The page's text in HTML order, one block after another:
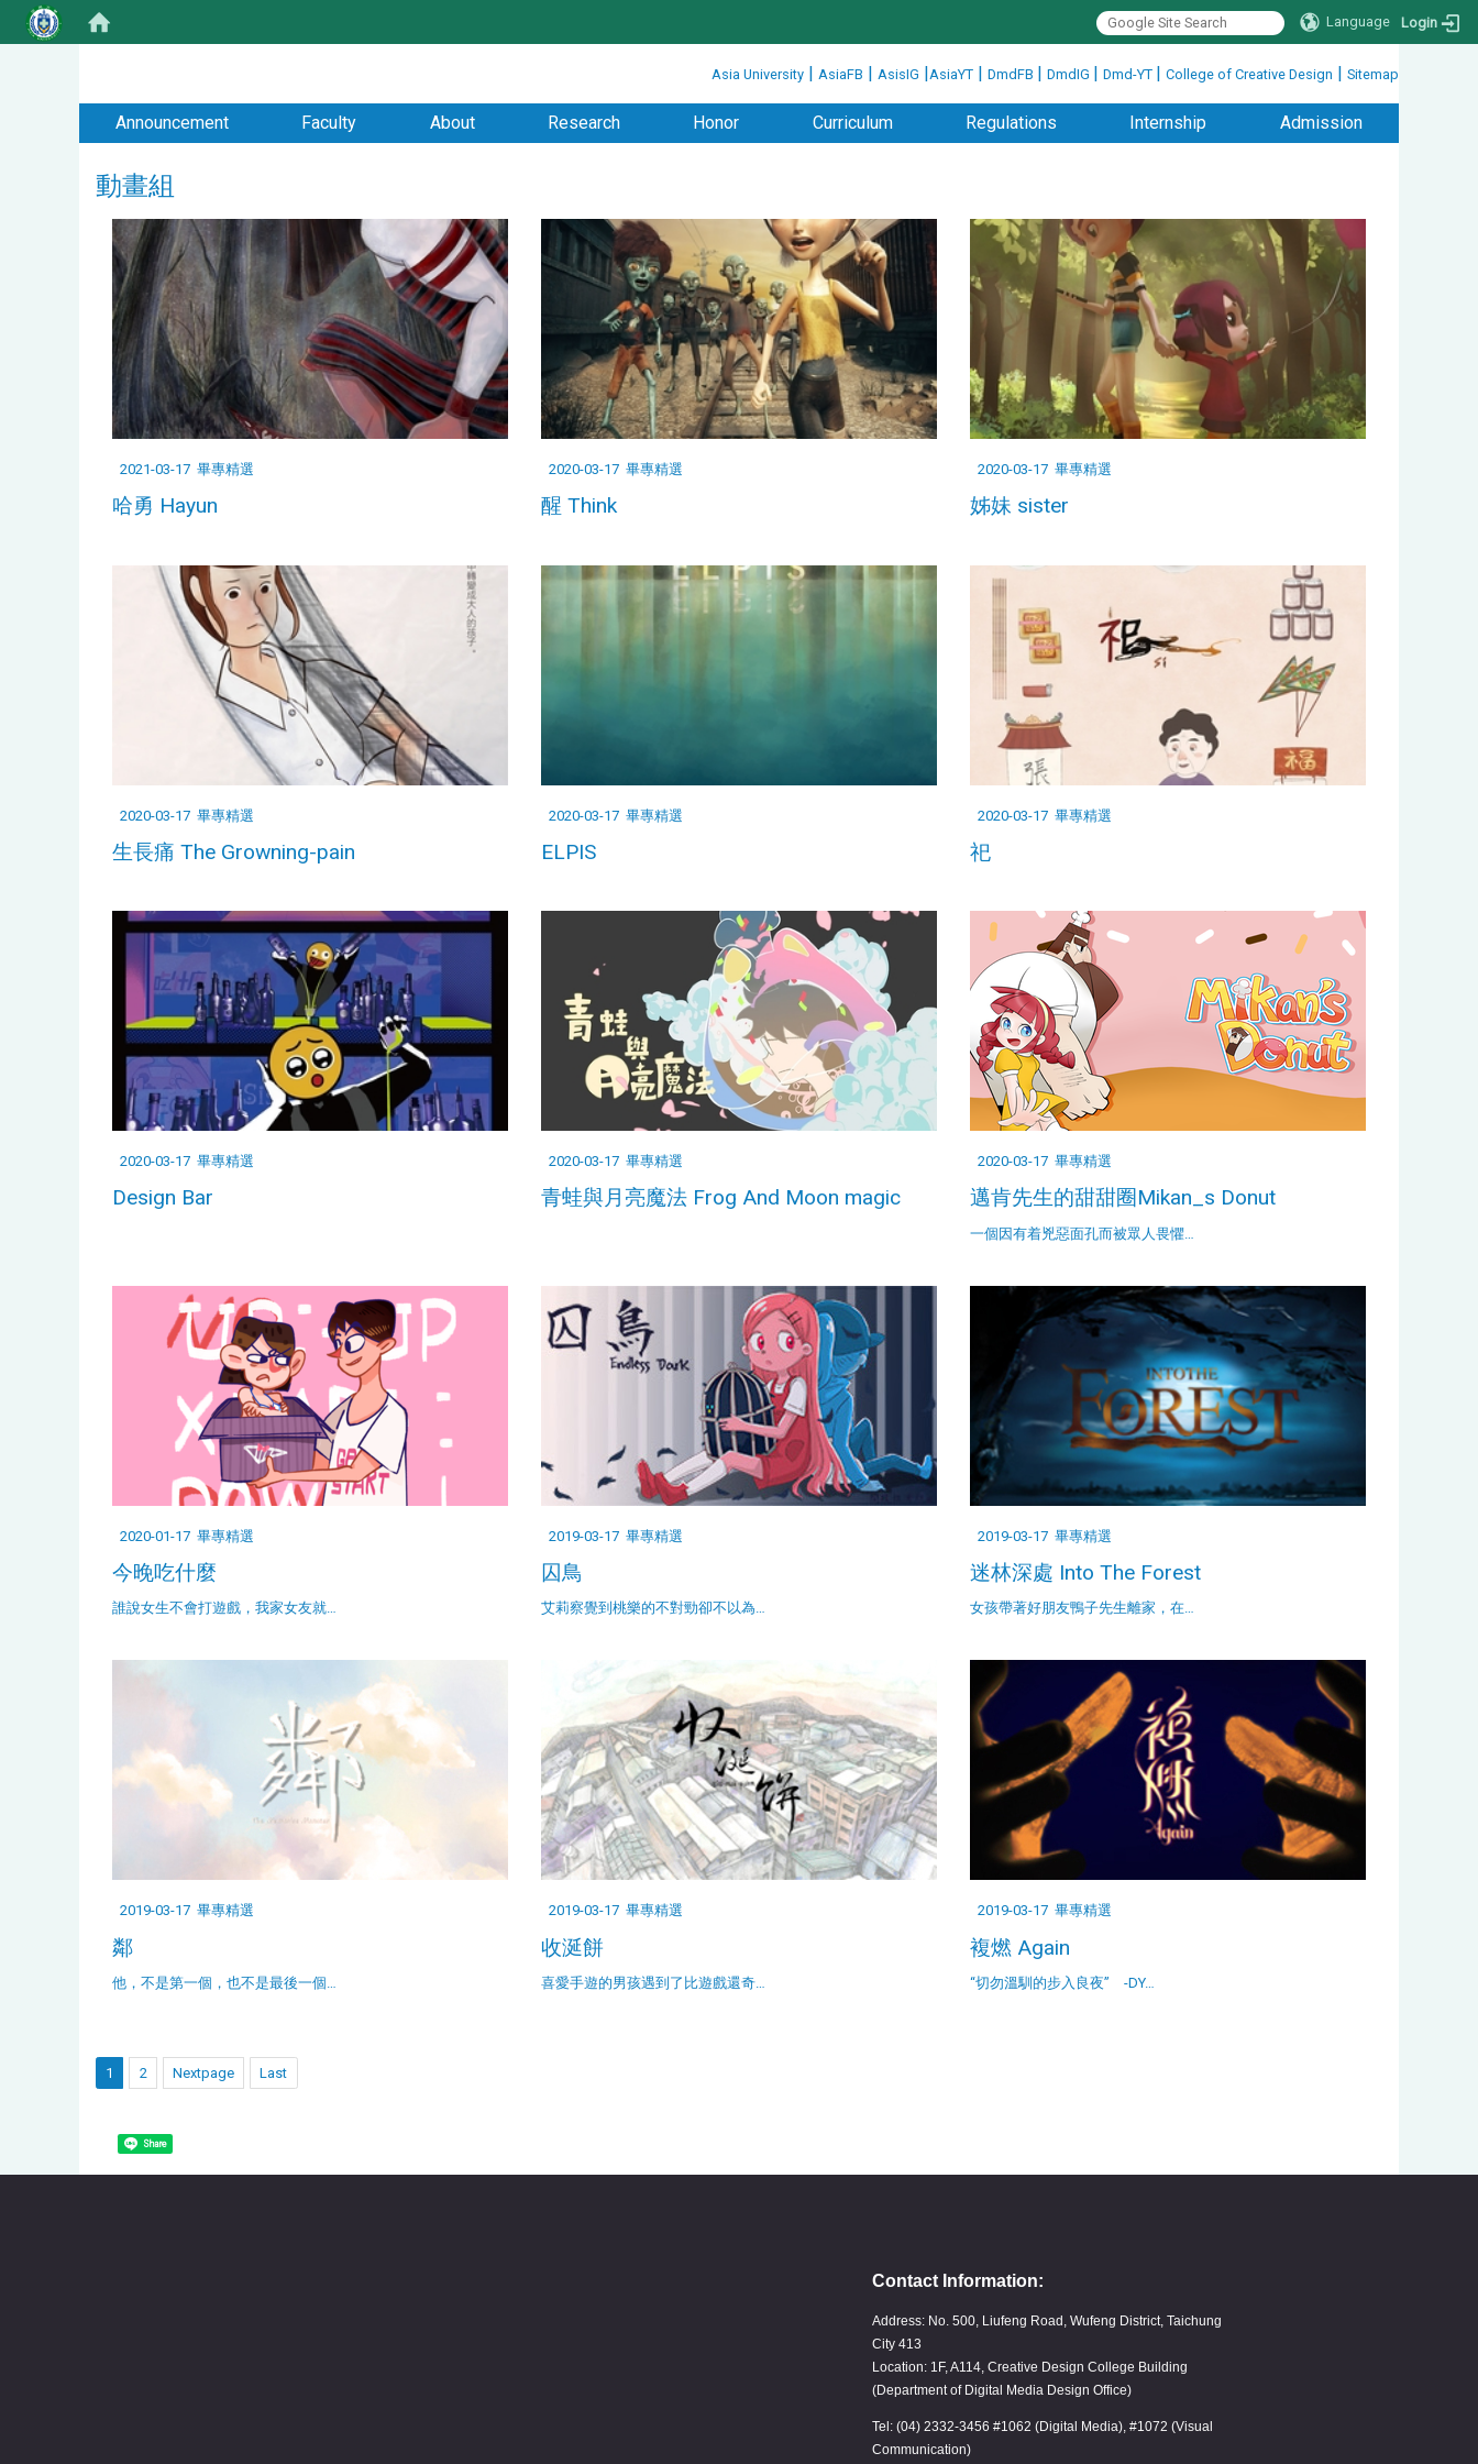
Language Login
Asia University | AsiaFB | AsisIG |AsiaYT | DmdFB | DmdIG | Dmd-YT | College of Creative Design | Sitemap
Announcement Faculty About Research Honor Curriculum Regulations Internship Admission
動畫組
2021-03-17 畢專精選
哈勇 Hayun
2020-03-17 畢專精選
醒 Think
2020-03-17 畢專精選
姊妹 sister
2020-03-17 畢專精選
生長痛 The Growning-pain
2020-03-17 畢專精選
ELPIS
2020-03-17 畢專精選
祀
2020-03-17 畢專精選
Design Bar
2020-03-17 畢專精選
青蛙與月亮魔法 Frog And Moon magic
2020-03-17 畢專精選
邁肯先生的甜甜圈Mikan_s Donut
一個因有着兇惡面孔而被眾人畏懼…
2020-01-17 畢專精選
今晚吃什麼
誰說女生不會打遊戲，我家女友就…
2019-03-17 畢專精選
囚鳥
艾莉察覺到桃樂的不對勁卻不以為…
2019-03-17 畢專精選
迷林深處 Into The Forest
女孩帶著好朋友鴨子先生離家，在…
2019-03-17 畢專精選
鄰
他，不是第一個，也不是最後一個…
2019-03-17 畢專精選
收涎餅
喜愛手遊的男孩遇到了比遊戲還奇…
2019-03-17 畢專精選
複燃 Again
“切勿溫馴的步入良夜” -DY…
1 2 Nextpage Last
Share
Contact Information:
Address: No. 500, Liufeng Road, Wufeng District, Taichung
City 413
Location: 1F, A114, Creative Design College Building
(Department of Digital Media Design Office)
Tel: (04) 2332-3456 #1062 (Digital Media), #1072 (Visual
Communication)